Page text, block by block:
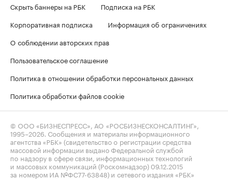
Скрыть баннеры на РБК
Подписка на РБК
Корпоративная подписка
Информация об ограничениях
О соблюдении авторских прав
Пользовательское соглашение
Политика в отношении обработки персональных данных
Политика обработки файлов cookie
© ООО «БИЗНЕСПРЕСС», АО «РОСБИЗНЕСКОНСАЛТИНГ»,
1995–2026 . Сообщения и материалы информационного
агентства «РБК» (свидетельство о регистрации средства
массовой информации выдано Федеральной службой
по надзору в сфере связи, информационных технологий
и массовых коммуникаций (Роскомнадзор) 09.12.2015
за номером ИА №ФС77-63848) и сетевого издания «РБК»